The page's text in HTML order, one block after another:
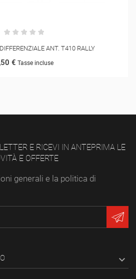
ANT. T410 RALLY
€ Tasse incluse
E RICEVI IN ANTEPRIMA LE
E OFFERTE
generali e la politica di
